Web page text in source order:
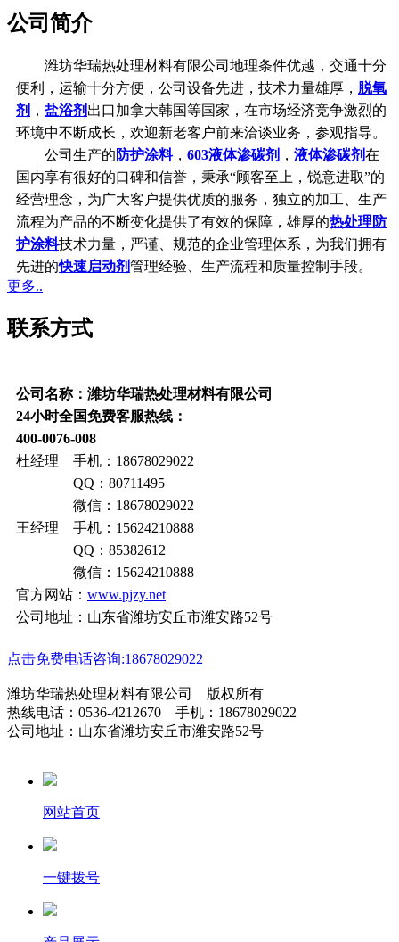
公司简介
潍坊华瑞热处理材料有限公司地理条件优越，交通十分
便利，运输十分方便，公司设备先进，技术力量雄厚， 脱氧
剂 ， 盐浴剂 出口加拿大韩国等国家，在市场经济竞争激烈的
环境中不断成长，欢迎新老客户前来洽谈业务，参观指导。
公司生产的 防护涂料， 603液体渗碳剂 ， 液体渗碳剂在
国内享有很好的口碑和信誉，秉承“顾客至上，锐意进取”的
经营理念，为广大客户提供优质的服务，独立的加工、生产
流程为产品的不断变化提供了有效的保障，雄厚的热处理防
护涂料技术力量，严谨、规范的企业管理体系，为我们拥有
先进的快速启动剂管理经验、生产流程和质量控制手段。
更多..
联系方式
公司名称：潍坊华瑞热处理材料有限公司
24小时全国免费客服热线：
400-0076-008
杜经理 手机：18678029022
QQ：80711495
微信：18678029022
王经理 手机：15624210888
QQ：85382612
微信：15624210888
官方网站： www.pjzy.net
公司地址：山东省潍坊安丘市潍安路52号
点击免费电话咨询:18678029022
潍坊华瑞热处理材料有限公司 版权所有
热线电话：0536-4212670 手机：18678029022
公司地址：山东省潍坊安丘市潍安路52号
网站首页
一键拨号